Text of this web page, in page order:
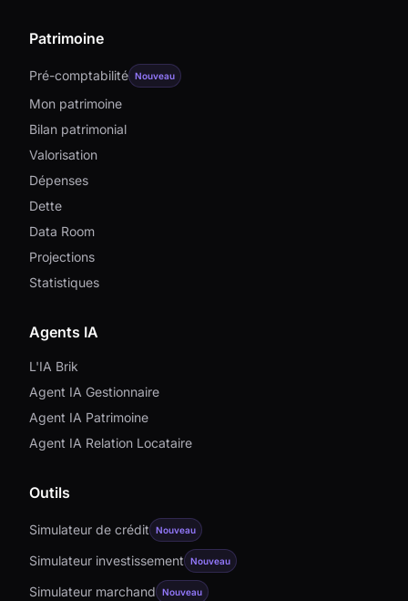
Patrimoine
Pré-comptabilité Nouveau
Mon patrimoine
Bilan patrimonial
Valorisation
Dépenses
Dette
Data Room
Projections
Statistiques
Agents IA
L'IA Brik
Agent IA Gestionnaire
Agent IA Patrimoine
Agent IA Relation Locataire
Outils
Simulateur de crédit Nouveau
Simulateur investissement Nouveau
Simulateur marchand Nouveau